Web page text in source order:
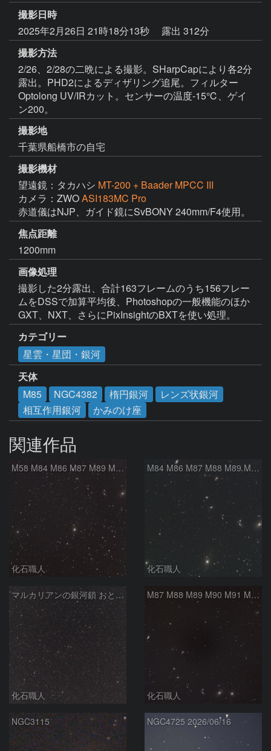
撮影日時
2025年2月26日 21時18分13秒
露出 312分
撮影方法
2/26、2/28の二晩による撮影。SHarpCapにより各2分
露出。PHD2によるディザリング追尾。フィルター
Optolong UV/IRカット。センサーの温度-15℃、ゲイ
ン200。
撮影地
千葉県船橋市の自宅
撮影機材
望遠鏡：タカハシ MT-200 + Baader MPCC III
カメラ：ZWOASI183MC Pro
赤道儀はNJP、ガイド鏡にSvBONY 240mm/F4使用。
焦点距離
1200mm
画像処理
撮影した2分露出、合計163フレームのうち156フレー
ムをDSSで加算平均後、Photoshopの一般機能のほか
GXT、NXT、さらにPixInsightのBXTを使い処理。
カテゴリー
星雲・星団・銀河
天体
M85
NGC4382 楕円銀河
レンズ状銀河
相互作用銀河
かみのけ座
関連作品
M58 M84 M86 M87 M89 M90 マルカリアンの銀河鎖 おとめ座 かみのけ座
化石職人
M84 M86 M87 M88 M89 M90 M91 マルカリアンの銀河鎖 おとめ座 かみのけ座
化石職人
マルカリアンの銀河鎖 おとめ座・ かみのけ座の銀河
化石職人
M87 M88 M89 M90 M91 M100 マルカリアンの銀河鎖 おとめ座 かみのけ座
化石職人
NGC3115 NGC4725 2026/06/16